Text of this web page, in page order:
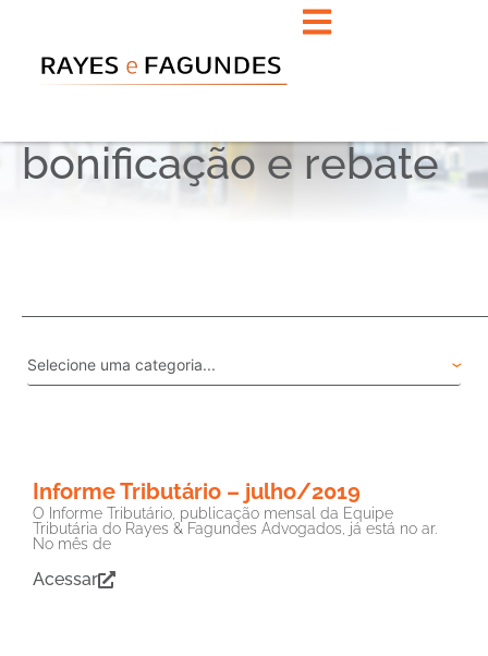
bonificação e rebate
Informe Tributário – julho/2019
O Informe Tributário, publicação mensal da Equipe
Tributária do Rayes & Fagundes Advogados, já está no ar.
No mês de
Acessar